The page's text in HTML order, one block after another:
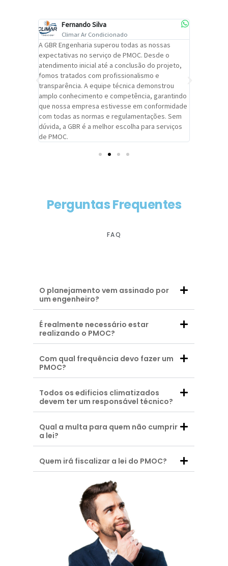
Fernando Silva
Climar Ar Condicionado
A GBR Engenharia superou todas as nossas
expectativas no serviço de PMOC. Desde o
atendimento inicial até a conclusão do projeto,
fomos tratados com profissionalismo e
transparência. A equipe técnica demonstrou
amplo conhecimento e competência, garantindo
que nossa empresa estivesse em conformidade
com todas as normas e regulamentações. Sem
dúvida, a GBR é a melhor escolha para serviços
de PMOC.
Perguntas Frequentes
FAQ
O planejamento vem assinado por
um engenheiro?
É realmente necessário estar
realizando o PMOC?
Com qual frequência devo fazer um
PMOC?
Todos os edificios climatizados
devem ter um responsável técnico?
Qual a multa para quem não cumprir
a lei?
Quem irá fiscalizar a lei do PMOC?